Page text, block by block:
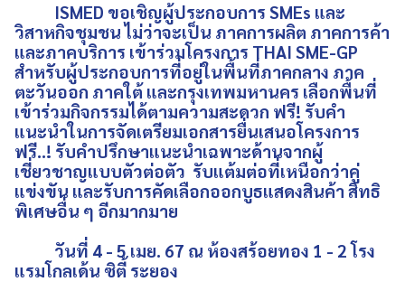
ISMED ขอเชิญผู้ประกอบการ SMEs และ
วิสาหกิจชุมชน ไม่ว่าจะเป็น ภาคการผลิต ภาคการค้า
และภาคบริการ เข้าร่วมโครงการ THAI SME-GP
สำหรับผู้ประกอบการที่อยู่ในพื้นที่ภาคกลาง ภาค
ตะวันออก ภาคใต้ และกรุงเทพมหานคร เลือกพื้นที่
เข้าร่วมกิจกรรมได้ตามความสะดวก ฟรี! รับคำ
แนะนำในการจัดเตรียมเอกสารยื่นเสนอโครงการ
ฟรี..! รับคำปรึกษาแนะนำเฉพาะด้านจากผู้
เชี่ยวชาญแบบตัวต่อตัว รับแต้มต่อที่เหนือกว่าคู่
แข่งขัน และรับการคัดเลือกออกบูธแสดงสินค้า สิทธิ
พิเศษอื่น ๆ อีกมากมาย
วันที่ 4 - 5 เมย. 67 ณ ห้องสร้อยทอง 1 - 2 โรง
แรมโกลเด้น ซิตี้ ระยอง